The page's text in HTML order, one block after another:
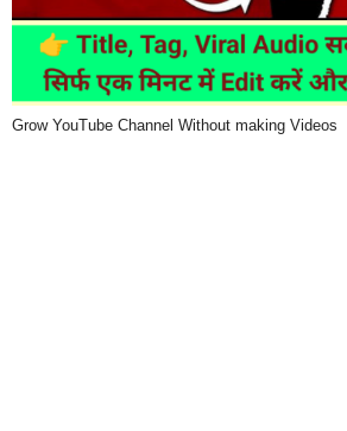
Grow YouTube Channel Without making Videos